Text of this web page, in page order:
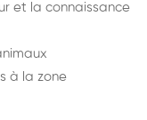
et la connaissance
à la zone